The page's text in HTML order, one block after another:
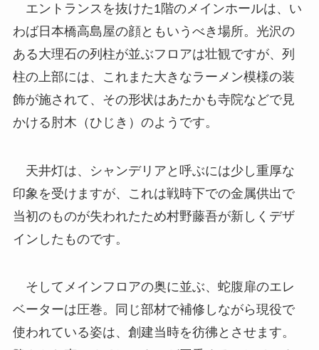
エントランスを抜けた1階のメインホールは、い
わば日本橋高島屋の顔ともいうべき場所。光沢の
ある大理石の列柱が並ぶフロアは壮観ですが、列
柱の上部には、これまた大きなラーメン模様の装
飾が施されて、その形状はあたかも寺院などで見
かける肘木（ひじき）のようです。
天井灯は、シャンデリアと呼ぶには少し重厚な
印象を受けますが、これは戦時下での金属供出で
当初のものが失われたため村野藤吾が新しくデザ
インしたものです。
そしてメインフロアの奥に並ぶ、蛇腹扉のエレ
ベーターは圧巻。同じ部材で補修しながら現役で
使われている姿は、創建当時を彷彿とさせます。